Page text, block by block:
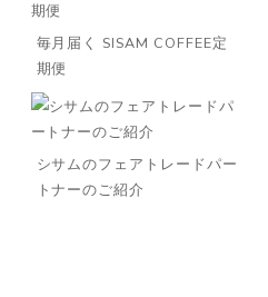
毎月届く SISAM COFFEE定
期便
シサムのフェアトレードパー
トナーのご紹介